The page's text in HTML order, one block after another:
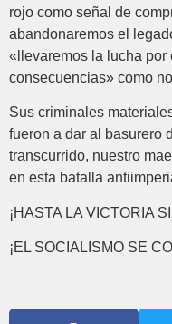
rojo como señal de
abandonaremos el
«llevaremos la lucha
consecuencias» como
Sus criminales
fueron a dar al basurero
transcurrido, nuestro
en esta batalla
¡HASTA LA VICTORIA
¡EL SOCIALISMO SE